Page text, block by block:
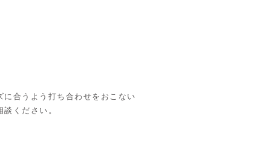
合うよう打ち合わせをおこない
ください。